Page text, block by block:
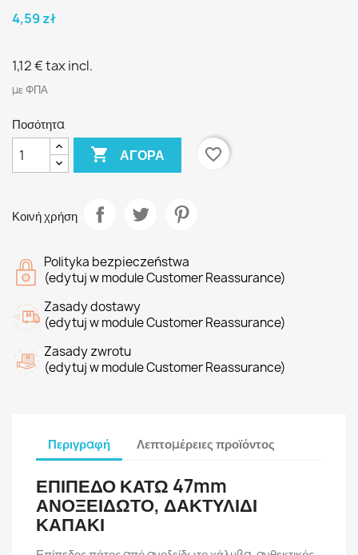
4,59 zł
1,12 €tax incl.
με ΦΠΑ
Ποσότητα
 ΑΓΟΡΆ favorite_border
Κοινή χρήση
Polityka bezpieczeństwa
(edytuj w module Customer Reassurance)
Zasady dostawy
(edytuj w module Customer Reassurance)
Zasady zwrotu
(edytuj w module Customer Reassurance)
Περιγραφή Λεπτομέρειες προϊόντος
ΕΠΙΠΕΔΟ ΚΑΤΩ 47mm
ΑΝΟΞΕΙΔΩΤΟ, ΔΑΚΤΥΛΙΔΙ
ΚΑΠΑΚΙ